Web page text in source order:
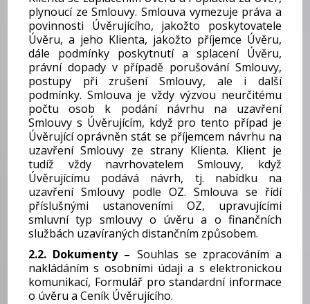
plynoucí ze Smlouvy. Smlouva vymezuje práva a
povinnosti Úvěrujícího, jakožto poskytovatele
Úvěru, a jeho Klienta, jakožto příjemce Úvěru,
dále podmínky poskytnutí a splacení Úvěru,
právní dopady v případě porušování Smlouvy,
postupy při zrušení Smlouvy, ale i další
podmínky. Smlouva je vždy výzvou neurčitému
počtu osob k podání návrhu na uzavření
Smlouvy s Úvěrujícím, když pro tento případ je
Úvěrující oprávněn stát se příjemcem návrhu na
uzavření Smlouvy ze strany Klienta. Klient je
tudíž vždy navrhovatelem Smlouvy, když
Úvěrujícímu podává návrh, tj. nabídku na
uzavření Smlouvy podle OZ. Smlouva se řídí
příslušnými ustanoveními OZ, upravujícími
smluvní typ smlouvy o úvěru a o finančních
službách uzavíraných distančním způsobem.
2.2. Dokumenty – Souhlas se zpracováním a
nakládáním s osobními údaji a s elektronickou
komunikací, Formulář pro standardní informace
o úvěru a Ceník Úvěrujícího.